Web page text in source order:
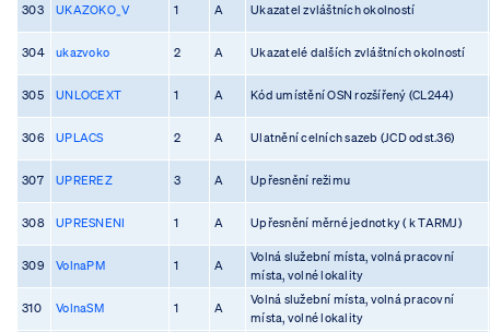
303 UKAZOKO_V 1 A Ukazatel zvláštních okolností
304 ukazvoko 2 A Ukazatelé dalších zvláštních okolností
305 UNLOCEXT 1 A Kód umístění OSN rozšířený (CL244)
306 UPLACS 2 A Ulatnění celních sazeb (JCD odst.36)
307 UPREREZ 3 A Upřesnění režimu
308 UPRESNENI 1 A Upřesnění měrné jednotky ( k TARMJ)
309 VolnaPM 1 A
Volná služební místa, volná pracovní
místa, volné lokality
310 VolnaSM 1 A
Volná služební místa, volná pracovní
místa, volné lokality